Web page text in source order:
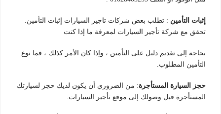
إثبات التأمين : تطلب بعض شركات تاجير السيارات إثبات التأمين.
تحقق مع شركة تأجير السيارات لمعرفة ما إذا كنت
بحاجة إلى تقديم دليل على التأمين ، وإذا كان الأمر كذلك ، فما نوع
التأمين المطلوب.
حجز السيارة المستأجرة: من الضروري أن يكون لديك حجز لسيارتك
المستأجرة قبل وصولك إلى موقع تأجير السيارات.